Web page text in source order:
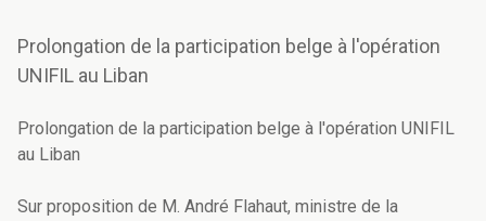
Prolongation de la participation belge à l'opération
UNIFIL au Liban
Prolongation de la participation belge à l'opération UNIFIL
au Liban
Sur proposition de M. André Flahaut, ministre de la